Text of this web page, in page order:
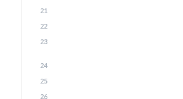
21
22
23
24
25
26